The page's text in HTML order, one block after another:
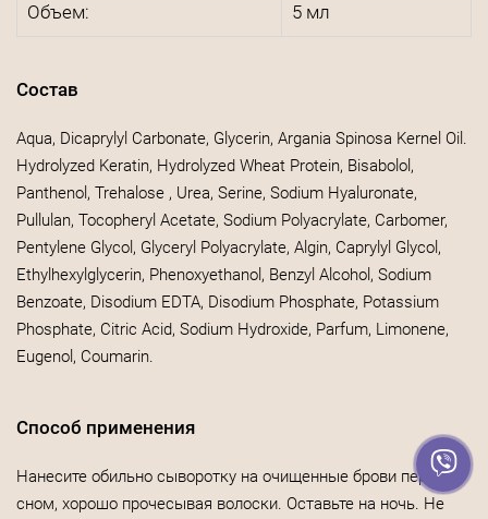
Объем: 5 мл
Состав
Aqua, Dicaprylyl Carbonate, Glycerin, Argania Spinosa Kernel Oil.
Hydrolyzed Keratin, Hydrolyzed Wheat Protein, Bisabolol,
Panthenol, Trehalose , Urea, Serine, Sodium Hyaluronate,
Pullulan, Tocopheryl Acetate, Sodium Polyacrylate, Carbomer,
Pentylene Glycol, Glyceryl Polyacrylate, Algin, Caprylyl Glycol,
Ethylhexylglycerin, Phenoxyethanol, Benzyl Alcohol, Sodium
Benzoate, Disodium EDTA, Disodium Phosphate, Potassium
Phosphate, Citric Acid, Sodium Hydroxide, Parfum, Limonene,
Eugenol, Coumarin.
Способ применения
Нанесите обильно сыворотку на очищенные брови перед
сном, хорошо прочесывая волоски. Оставьте на ночь. Не